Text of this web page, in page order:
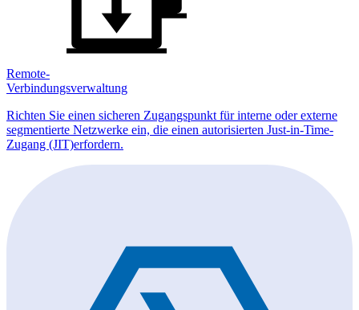
Remote-
Verbindungsverwaltung
Richten Sie einen sicheren Zugangspunkt für interne oder externe
segmentierte Netzwerke ein, die einen autorisierten Just-in-Time-
Zugang (JIT)erfordern.